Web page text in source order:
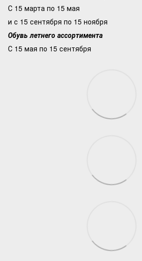
С 15 марта по 15 мая
и с 15 сентября по 15 ноября
Обувь летнего ассортимента
С 15 мая по 15 сентября